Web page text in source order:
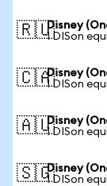
🇷🇺Disney
1 DISon
🇨🇦Disney
1 DISon
🇦🇺Disney
1 DISon
🇸🇬Disney
1 DISon